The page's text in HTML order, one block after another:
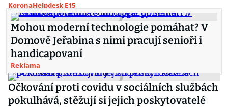
KoronaHelpdesk E15
Mohou moderní technologie pomáhat? V
Domově Jeřabina s nimi pracují senioři i
handicapovaní
Reklama
Očkování proti covidu v sociálních službách
pokulhává, stěžují si jejich poskytovatelé